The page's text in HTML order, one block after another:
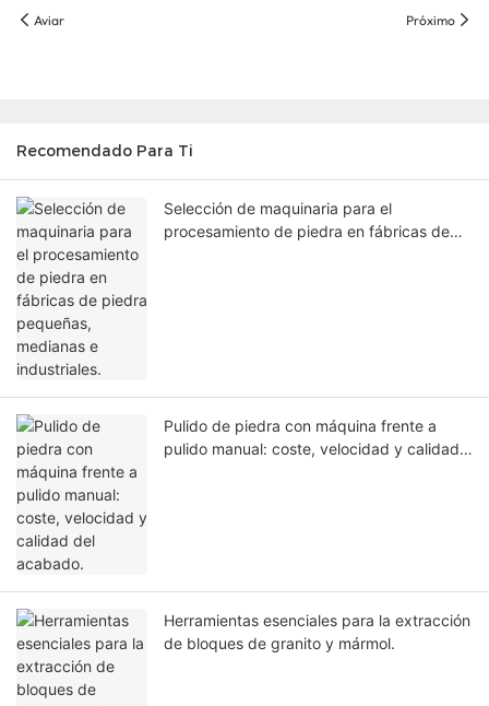
Aviar Próximo
Recomendado Para Ti
Selección de maquinaria para el
procesamiento de piedra en fábricas de
Pulido de piedra con máquina frente a
pulido manual: coste, velocidad y calidad
Herramientas esenciales para la extracción
de bloques de granito y mármol.